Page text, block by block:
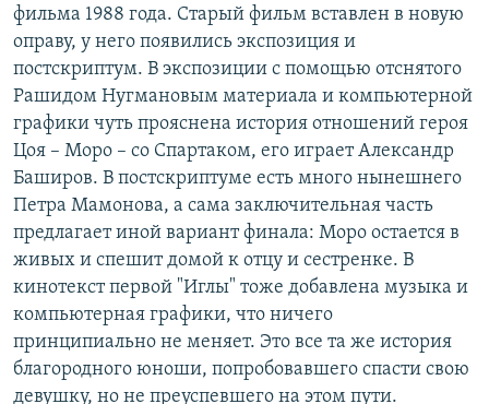
фильма 1988 года. Старый фильм вставлен в новую
оправу, у него появились экспозиция и
постскриптум. В экспозиции с помощью отснятого
Рашидом Нугмановым материала и компьютерной
графики чуть прояснена история отношений героя
Цоя – Моро – со Спартаком, его играет Александр
Баширов. В постскриптуме есть много нынешнего
Петра Мамонова, а сама заключительная часть
предлагает иной вариант финала: Моро остается в
живых и спешит домой к отцу и сестренке. В
кинотекст первой "Иглы" тоже добавлена музыка и
компьютерная графики, что ничего
принципиально не меняет. Это все та же история
благородного юноши, попробовавшего спасти свою
девушку, но не преуспевшего на этом пути.